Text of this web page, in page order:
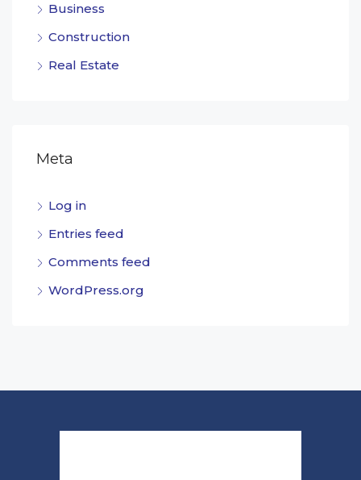
Business
Construction
Real Estate
Meta
Log in
Entries feed
Comments feed
WordPress.org